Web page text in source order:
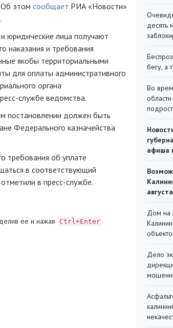
Об этом сообщает РИА «Новости»
юридические лица получают
наказания и требования
якобы территориальными
для оплаты административного
органа
службе ведомства.
постановлении должен быть
Федерального казначейства
требования об уплате
в соответствующий
в пресс-службе.
ее и нажав Ctrl+Enter
десять
бегу, а
Во
афиша
августа
Дом на
Дело